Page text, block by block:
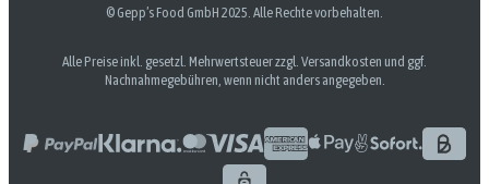
© Gepp’s Food GmbH 2025. Alle Rechte vorbehalten.
Alle Preise inkl. gesetzl. Mehrwertsteuer zzgl. Versandkosten und ggf.
Nachnahmegebühren, wenn nicht anders angegeben.